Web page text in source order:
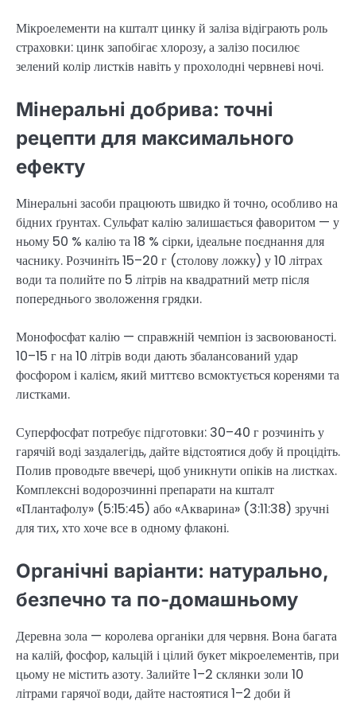
Мікроелементи на кшталт цинку й заліза відіграють роль
страховки: цинк запобігає хлорозу, а залізо посилює
зелений колір листків навіть у прохолодні червневі ночі.
Мінеральні добрива: точні
рецепти для максимального
ефекту
Мінеральні засоби працюють швидко й точно, особливо на
бідних ґрунтах. Сульфат калію залишається фаворитом — у
ньому 50 % калію та 18 % сірки, ідеальне поєднання для
часнику. Розчиніть 15–20 г (столову ложку) у 10 літрах
води та полийте по 5 літрів на квадратний метр після
попереднього зволоження грядки.
Монофосфат калію — справжній чемпіон із засвоюваності.
10–15 г на 10 літрів води дають збалансований удар
фосфором і калієм, який миттєво всмоктується коренями та
листками.
Суперфосфат потребує підготовки: 30–40 г розчиніть у
гарячій воді заздалегідь, дайте відстоятися добу й процідіть.
Полив проводьте ввечері, щоб уникнути опіків на листках.
Комплексні водорозчинні препарати на кшталт
«Плантафолу» (5:15:45) або «Акварина» (3:11:38) зручні
для тих, хто хоче все в одному флаконі.
Органічні варіанти: натурально,
безпечно та по-домашньому
Деревна зола — королева органіки для червня. Вона багата
на калій, фосфор, кальцій і цілий букет мікроелементів, при
цьому не містить азоту. Залийте 1–2 склянки золи 10
літрами гарячої води, дайте настоятися 1–2 доби й